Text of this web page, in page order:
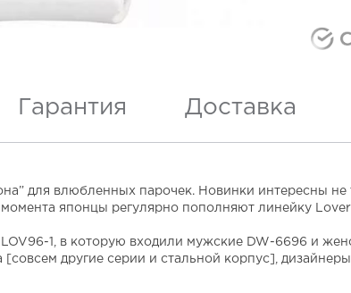
Гарантия Доставка
для влюбленных парочек. Новинки интересны
японцы регулярно пополняют линейку
1, в которую входили мужские
DW-6696 и
другие серии и стальной корпус],